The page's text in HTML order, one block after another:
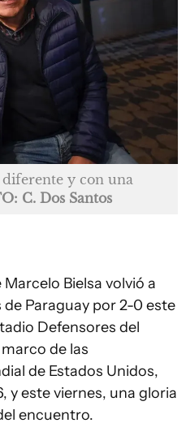
y con una
C. Dos Santos
Marcelo Bielsa volvió a
de Paraguay por 2-0 este
Defensores del
de las
de Estados Unidos,
y este viernes, una gloria
encuentro.